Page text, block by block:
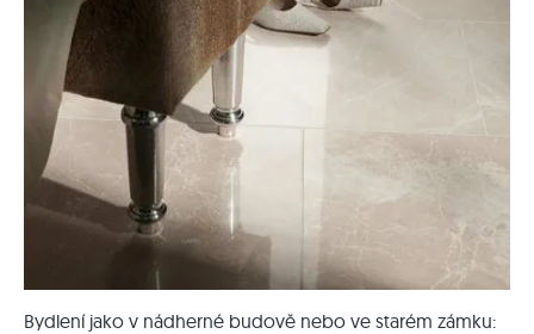
Bydlení jako v nádherné budově nebo ve starém zámku: